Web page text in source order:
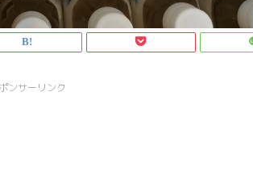
ンサーリンク